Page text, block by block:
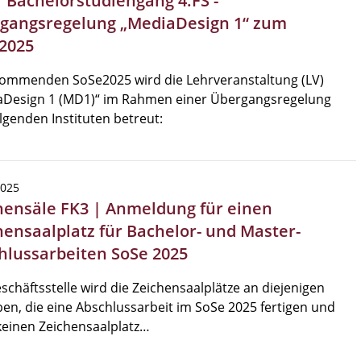
„MediaDesign 1“ zum
SoSe2025 wird die Lehrveranstaltung (LV)
1 (MD1)“ im Rahmen einer Übergangsregelung
Instituten betreut:
FK3 | Anmeldung für einen
für Bachelor- und Master-
SoSe 2025
wird die Zeichensaalplätze an diejenigen
die eine Abschlussarbeit im SoSe 2025 fertigen und
Zeichensaalplatz…